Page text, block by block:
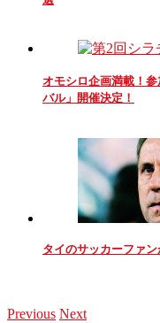
オモシロ企画満載！
バル」開催決定！
タイのサッカーファ
Previous Next